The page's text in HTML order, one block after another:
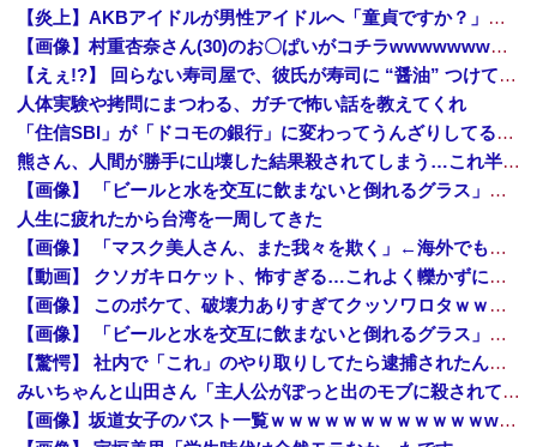
【炎上】AKBアイドルが男性アイドルへ「童貞ですか？」→セクハラだと大炎上ｗｗｗｗｗｗｗｗ
【画像】村重杏奈さん(30)のお〇ぱいがコチラwwwwwwwwwwww
【えぇ!?】 回らない寿司屋で、彼氏が寿司に “醤油” つけてた→私「は？30にもなって、醤油つけるとか恥ずかしい！ドン引き！低レベル!! 回転寿司しか行ったことない人はこれだから…」
人体実験や拷問にまつわる、ガチで怖い話を教えてくれ
「住信SBI」が「ドコモの銀行」に変わってうんざりしてるやつw w w
熊さん、人間が勝手に山壊した結果殺されてしまう…これ半分虐殺だろ
【画像】 「ビールと水を交互に飲まないと倒れるグラス」発売
人生に疲れたから台湾を一周してきた
【画像】 「マスク美人さん、また我々を欺く」←海外でも流行りだした結果がこちらw w w w w w w
【動画】 クソガキロケット、怖すぎる…これよく轢かずに止まれたな
【画像】 このボケて、破壊力ありすぎてクッソワロタｗｗｗｗｗｗｗｗｗ
【画像】 「ビールと水を交互に飲まないと倒れるグラス」発売
【驚愕】 社内で「これ」のやり取りしてたら逮捕されたんだがｗｗｗｗｗｗｗ
みいちゃんと山田さん「主人公がぽっと出のモブに殺されて終わります」←これ
【画像】坂道女子のバスト一覧ｗｗｗｗｗｗｗｗｗｗｗｗwｗｗｗｗ